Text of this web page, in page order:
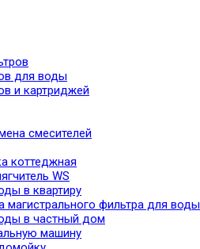
для воды
и картриджей
смесителей
коттеджная
WS
в квартиру
магистрального фильтра для воды
в частный дом
машину